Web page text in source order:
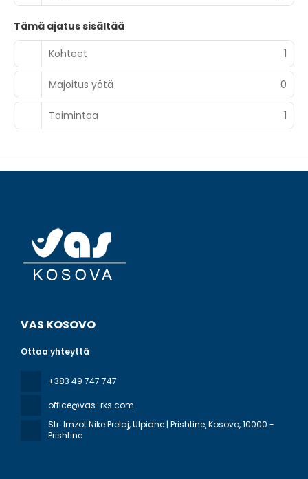
Tämä ajatus sisältää
Kohteet
1
Majoitus yötä 0
Toimintaa 1
VAS KOSOVO
Ottaa yhteyttä
+383 49 747 747
office@vas-rks.com
Str. Imzot Nike Prelaj, Ulpiane | Prishtine, Kosovo, 10000 -
Prishtine